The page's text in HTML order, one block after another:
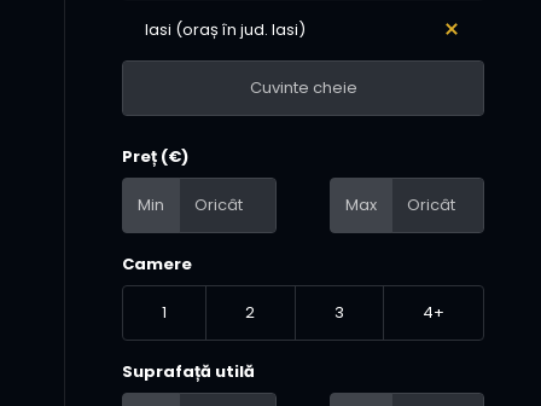
Iasi (oraș în jud. Iasi)
Preț (€)
Min Max
Camere
1 2 3 4+
Suprafață utilă